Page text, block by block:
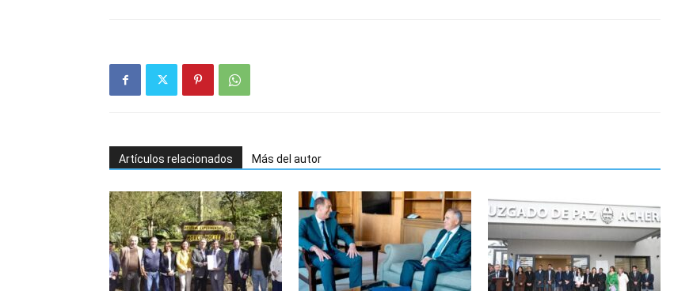
Artículos relacionados Más del autor